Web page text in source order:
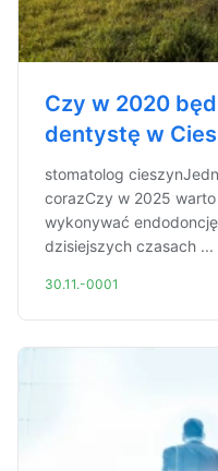
Czy w 2020
dentystę w
stomatolog
corazCzy w 2025
wykonywać
dzisiejszych czasach ...
30.11.-0001